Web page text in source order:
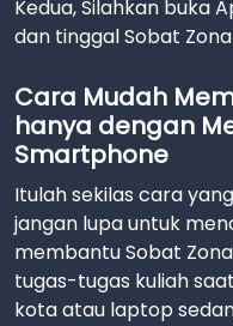
Kedua, Silahkan buka
dan tinggal Sobat
Cara Mudah
hanya dengan
Smartphone
Itulah sekilas cara
jangan lupa untuk
membantu Sobat
tugas-tugas kuliah
kota atau laptop